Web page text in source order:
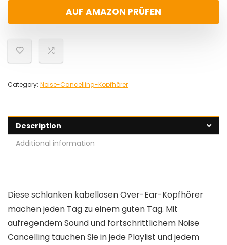
AUF AMAZON PRÜFEN
Category: Noise-Cancelling-Kopfhörer
Description
Additional information
Diese schlanken kabellosen Over-Ear-Kopfhörer
machen jeden Tag zu einem guten Tag. Mit
aufregendem Sound und fortschrittlichem Noise
Cancelling tauchen Sie in jede Playlist und jedem